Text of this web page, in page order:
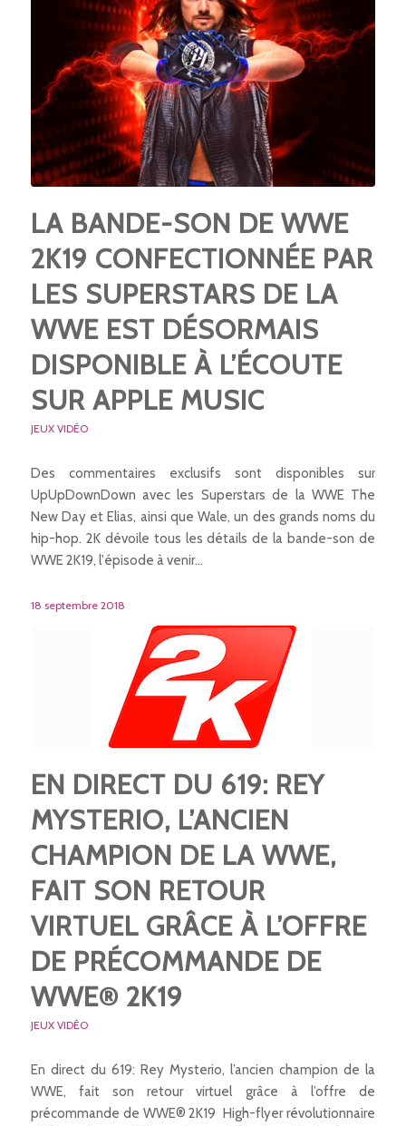
LA BANDE-SON DE WWE
2K19 CONFECTIONNÉE PAR
LES SUPERSTARS DE LA
WWE EST DÉSORMAIS
DISPONIBLE À L’ÉCOUTE
SUR APPLE MUSIC
JEUX VIDÉO
Des commentaires exclusifs sont disponibles sur
UpUpDownDown avec les Superstars de la WWE The
New Day et Elias, ainsi que Wale, un des grands noms du
hip-hop. 2K dévoile tous les détails de la bande-son de
WWE 2K19, l'épisode à venir…
18 septembre 2018
EN DIRECT DU 619: REY
MYSTERIO, L’ANCIEN
CHAMPION DE LA WWE,
FAIT SON RETOUR
VIRTUEL GRÂCE À L’OFFRE
DE PRÉCOMMANDE DE
WWE® 2K19
JEUX VIDÉO
En direct du 619: Rey Mysterio, l’ancien champion de la
WWE, fait son retour virtuel grâce à l’offre de
précommande de WWE® 2K19 High-flyer révolutionnaire